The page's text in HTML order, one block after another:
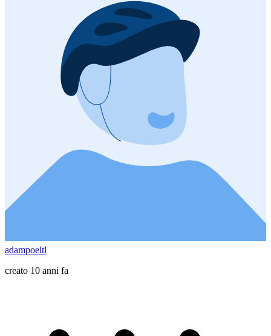
adampoeltl
creato 10 anni fa